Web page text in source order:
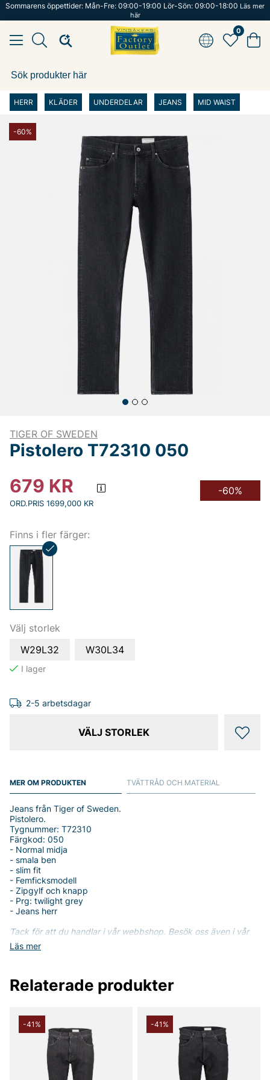
Sommarens öppettider: Mån-Fre: 09:00-19:00 Lör-Sön: 09:00-18:00 Läs mer
här
0
HERR KLÄDER UNDERDELAR JEANS MID WAIST
-60%
TIGER OF SWEDEN
Pistolero T72310 050
679 KR
ORD.PRIS 1699,000 KR
-60%
Finns i fler färger:
Välj storlek
W29L32
W30L34
2-5 arbetsdagar
VÄLJ STORLEK
MER OM PRODUKTEN
Läs mer
Jeans från Tiger of Sweden.
Pistolero.
Tygnummer: T72310
Färgkod: 050
- Normal midja
- smala ben
- slim fit
- Femficksmodell
- Zipgylf och knapp
- Prg: twilight grey
- Jeans herr
Tack för att du handlar i vår webbshop. Besök oss även i vår
butik i Vingåker.
TVÄTTRÅD OCH MATERIAL
Relaterade produkter
-41% -41%